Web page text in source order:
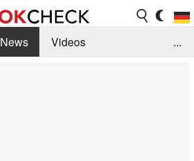
News
Videos
...